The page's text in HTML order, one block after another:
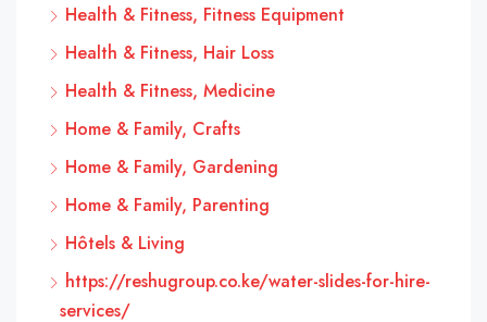
Health & Fitness, Fitness Equipment
Health & Fitness, Hair Loss
Health & Fitness, Medicine
Home & Family, Crafts
Home & Family, Gardening
Home & Family, Parenting
Hôtels & Living
https://reshugroup.co.ke/water-slides-for-hire-
services/